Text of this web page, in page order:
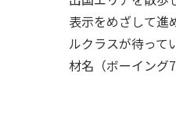
表示をめざして進
ルクラスが待って
材名（ボーイング